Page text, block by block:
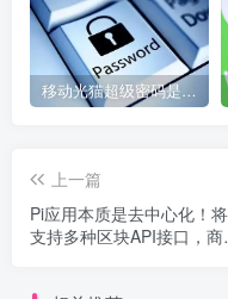
移动光猫超级密码是多少？移动光猫超级管理员后台账号与密码
上一篇
Pi应用本质是去中心化！将
支持多种区块API接口，商